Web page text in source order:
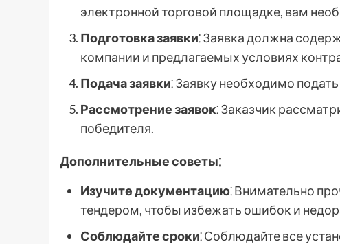
электронной торговой площадке, вам
Подготовка заявки⁚ Заявка должна
компании и предлагаемых условиях
Подача заявки⁚ Заявку необходимо
Рассмотрение заявок⁚ Заказчик
победителя.
Дополнительные советы⁚
Изучите документацию⁚ Внимательно
тендером, чтобы избежать ошибок и
Соблюдайте сроки⁚ Соблюдайте все